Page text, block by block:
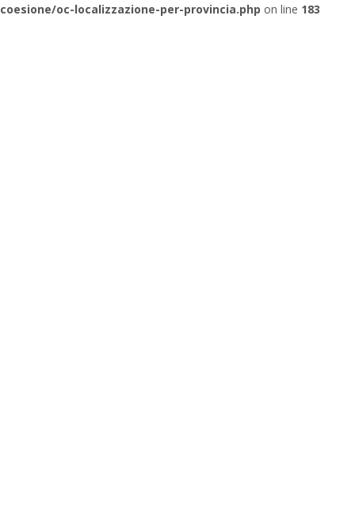
coesione/oc-localizzazione-per-provincia.php on line 183